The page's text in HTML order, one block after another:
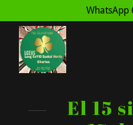
WhatsApp
El 15